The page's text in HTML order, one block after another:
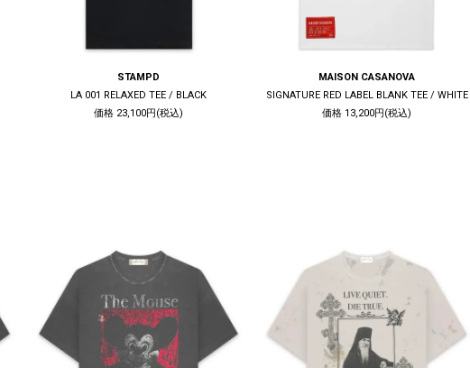
STAMPD
LA 001 RELAXED TEE / BLACK
価格 23,100円(税込)
MAISON CASANOVA
SIGNATURE RED LABEL BLANK TEE / WHITE
価格 13,200円(税込)